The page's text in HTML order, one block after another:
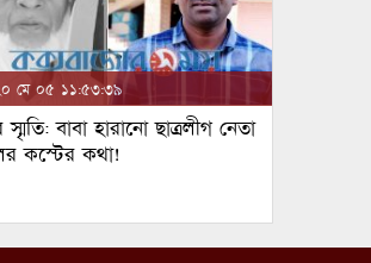
মে ০৫ ১১:৫৩:৩৯
বাবা হারানো ছাত্রলীগ নেতা
কস্টের কথা!